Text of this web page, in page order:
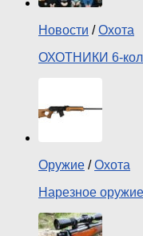
Новости /Охота
ОХОТНИКИ 6-
Оружие /Охота
Нарезное